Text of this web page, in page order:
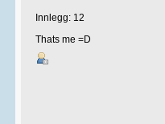
Innlegg: 12
Thats me =D